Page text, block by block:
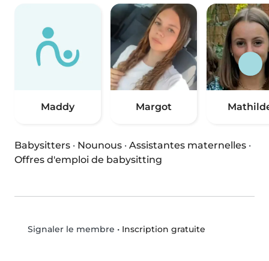
Maddy Margot
Babysitters · Nounous · Assistantes maternelles ·
Offres d'emploi de babysitting
Signaler le membre • Inscription gratuite